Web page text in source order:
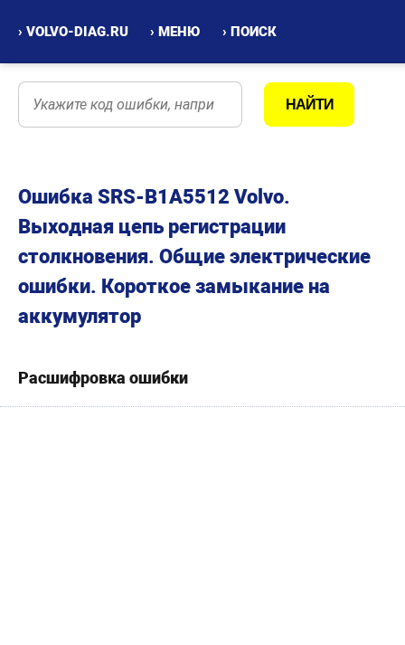
› VOLVO-DIAG.RU › МЕНЮ › ПОИСК
Ошибка SRS-B1A5512 Volvo.
Выходная цепь регистрации
столкновения. Общие электрические
ошибки. Короткое замыкание на
аккумулятор
Расшифровка ошибки